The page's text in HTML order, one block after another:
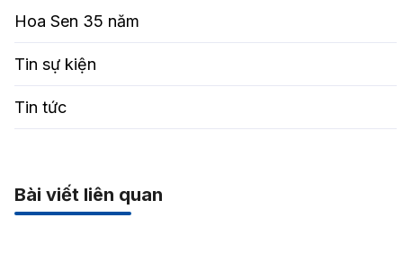
Hoa Sen 35 năm
Tin sự kiện
Tin tức
Bài viết liên quan